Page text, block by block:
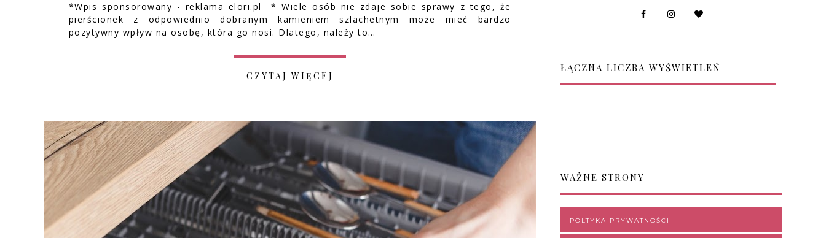
*Wpis sponsorowany - reklama elori.pl * Wiele osób nie zdaje sobie sprawy z tego, że
pierścionek z odpowiednio dobranym kamieniem szlachetnym może mieć bardzo
pozytywny wpływ na osobę, która go nosi. Dlatego, należy to…
CZYTAJ WIĘCEJ
ŁĄCZNA LICZBA WYŚWIETLEŃ
WAŻNE STRONY
POLTYKA PRYWATNOŚCI